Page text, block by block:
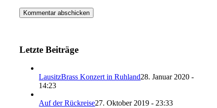
Letzte Beiträge
LausitzBrass Konzert in Ruhland28. Januar 2020 -
14:23
Auf der Rückreise27. Oktober 2019 - 23:33